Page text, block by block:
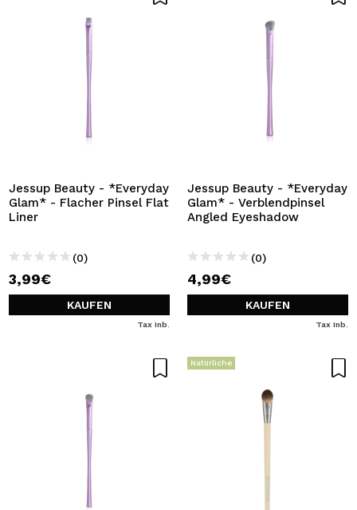
Jessup Beauty - *Everyday
Glam* - Flacher Pinsel Flat
Liner
(0)
3,99€
KAUFEN
Tax Inb.
Jessup Beauty - *Everyday
Glam* - Verblendpinsel
Angled Eyeshadow
(0)
4,99€
KAUFEN
Tax Inb.
Natürliche